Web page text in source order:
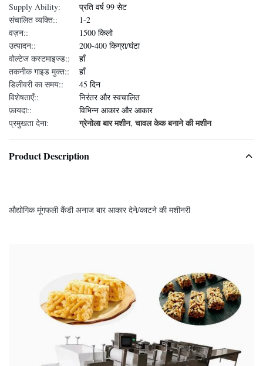
Supply Ability:
प्रति वर्ष 99 सेट
संचालित व्यक्ति::
1-2
वज़न::
1500 किलो
उत्पादन::
200-400 किग्रा/घंटा
वोल्टेज कस्टमाइज्ड::
हाँ
तकनीक गाइड मुक्त::
हाँ
डिलीवरी का समय::
45 दिन
विशेषताएँ::
निरंतर और स्वचालित
फ़ायदा::
विभिन्न आकार और आकार
प्रमुखता देना:
ग्रेनोला बार मशीन,चावल केक बनाने की मशीन
Product Description
औद्योगिक मूंगफली कैंडी अनाज बार आकार देने/काटने की मशीनरी